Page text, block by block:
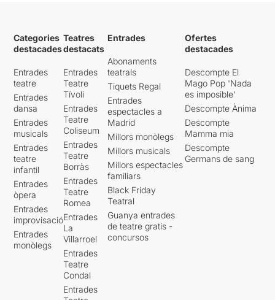
la complexitat del text
a una enorme
velocitat
, d’una banda a
l’altra de la ment del pare
que no sap o no pot entomar
la mort del seu fill.
Una proposta per nosaltres
difícil, que arriba precedida
per molts elogis.
Per poder veure la ressenya
original, només cal clicar en
aquest
Categories
destacades
Entrades
teatre
Entrades
dansa
Entrades
musicals
Entrades
teatre
infantil
Entrades
òpera
Entrades
improvisació
Entrades
monòlegs
Teatres
destacats
Entrades
Teatre
Tívoli
Entrades
Teatre
Coliseum
Entrades
Teatre
Borràs
Entrades
Teatre
Romea
Entrades
La
Villarroel
Entrades
Teatre
Condal
Entrades
Entrades
Abonaments
teatrals
Tiquets Regal
Entrades
espectacles a
Madrid
Millors monòlegs
Millors musicals
Millors espectacles
familiars
Black Friday
Teatral
Guanya entrades
de teatre gratis -
concursos
Ofertes
destacades
Descompte El
Mago Pop 'Nada
es imposible'
Descompte Ànima
Descompte
Mamma mia
Descompte
Germans de sang